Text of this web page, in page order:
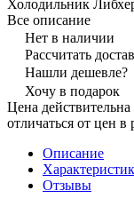
Холодильник
Все описание
Нет в наличии
Рассчитать
Нашли дешевле?
Хочу в подарок
Цена
отличаться от цен
Описание
Отзывы